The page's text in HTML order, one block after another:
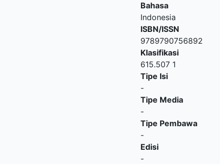
Bahasa
Indonesia
ISBN/ISSN
9789790756892
Klasifikasi
615.507 1
Tipe Isi
-
Tipe Media
-
Tipe Pembawa
-
Edisi
-